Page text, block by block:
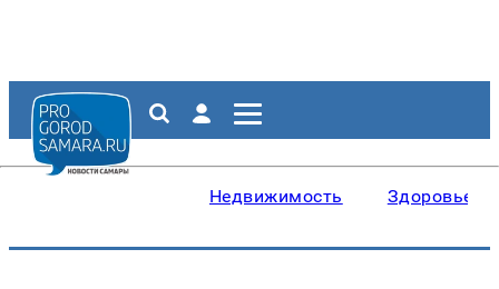
Недвижимость Здоровье